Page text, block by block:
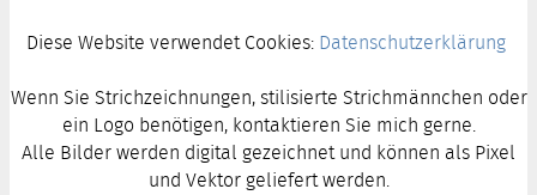
Diese Website verwendet Cookies: Datenschutzerklärung
Wenn Sie Strichzeichnungen, stilisierte Strichmännchen oder
ein Logo benötigen, kontaktieren Sie mich gerne.
Alle Bilder werden digital gezeichnet und können als Pixel
und Vektor geliefert werden.